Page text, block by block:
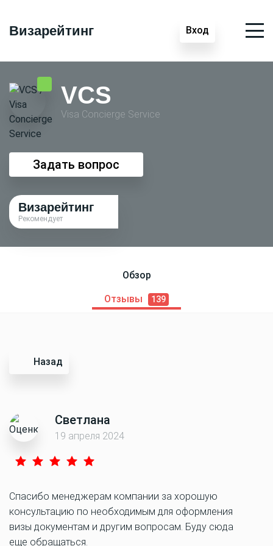
Визарейтинг Вход
VCS
Visa Conсierge Service
Задать вопрос
Визарейтинг
Рекомендует
Обзор
Отзывы 139
Назад
Светлана
19 апреля 2024
Спасибо менеджерам компании за хорошую
консультацию по необходимым для оформления
визы документам и другим вопросам. Буду сюда
еще обращаться.